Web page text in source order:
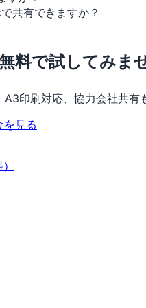
共有できますか？
料で試してみま
印刷対応、協力会社共有
を見る